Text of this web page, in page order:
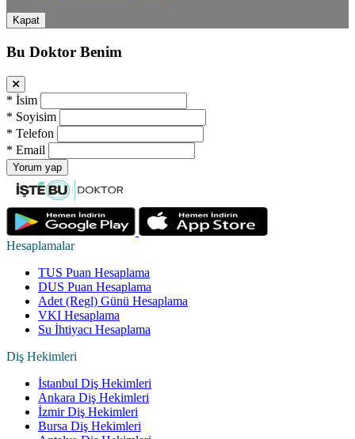
Kapat
Bu Doktor Benim
* İsim
* Soyisim
* Telefon
* Email
Yorum yap
Hesaplamalar
TUS Puan Hesaplama
DUS Puan Hesaplama
Adet (Regl) Günü Hesaplama
VKI Hesaplama
Su İhtiyacı Hesaplama
Diş Hekimleri
İstanbul Diş Hekimleri
Ankara Diş Hekimleri
İzmir Diş Hekimleri
Bursa Diş Hekimleri